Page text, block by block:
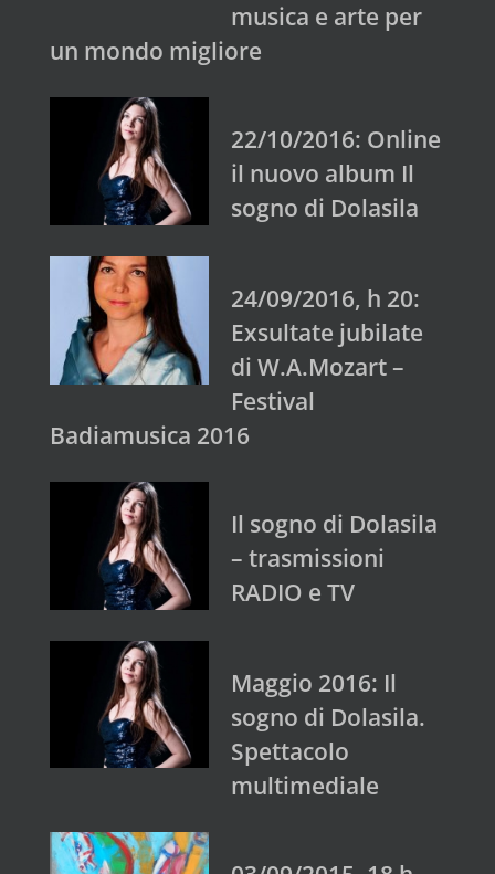
musica e arte per
un mondo migliore
22/10/2016: Online
il nuovo album Il
sogno di Dolasila
24/09/2016, h 20:
Exsultate jubilate
di W.A.Mozart –
Festival
Badiamusica 2016
Il sogno di Dolasila
– trasmissioni
RADIO e TV
Maggio 2016: Il
sogno di Dolasila.
Spettacolo
multimediale